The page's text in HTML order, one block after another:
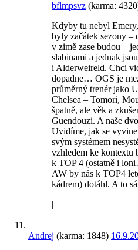
bflmpsvz (karma:
Kdyby tu nebyl
byly začátek sezony –
v zimě zase budou –
slabinami a jednak
i Alderweireld. Chci
dopadne… OGS je
průměrný trenér jako
Chelsea – Tomori,
špatně, ale věk a
Guendouzi. A naše
Uvidíme, jak se
svým systémem
vzhledem ke kontextu
k TOP 4 (ostatně i
AW by nás k TOP4
kádrem) dotáhl. A to
|
Andrej (karma: 1848)